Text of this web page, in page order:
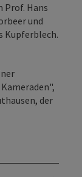
Hans
und
Kupferblech.
der